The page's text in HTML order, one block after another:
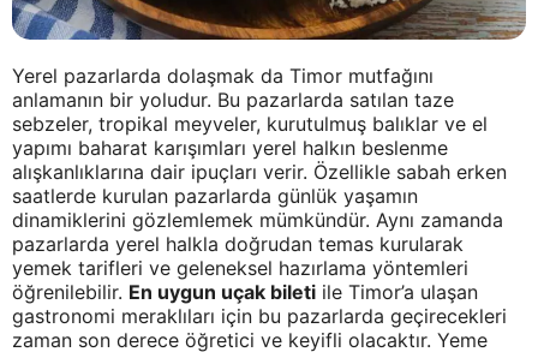
Yerel pazarlarda dolaşmak da Timor mutfağını
anlamanın bir yoludur. Bu pazarlarda satılan taze
sebzeler, tropikal meyveler, kurutulmuş balıklar ve el
yapımı baharat karışımları yerel halkın beslenme
alışkanlıklarına dair ipuçları verir. Özellikle sabah erken
saatlerde kurulan pazarlarda günlük yaşamın
dinamiklerini gözlemlemek mümkündür. Aynı zamanda
pazarlarda yerel halkla doğrudan temas kurularak
yemek tarifleri ve geleneksel hazırlama yöntemleri
öğrenilebilir. En uygun uçak bileti ile Timor’a ulaşan
gastronomi meraklıları için bu pazarlarda geçirecekleri
zaman son derece öğretici ve keyifli olacaktır. Yeme